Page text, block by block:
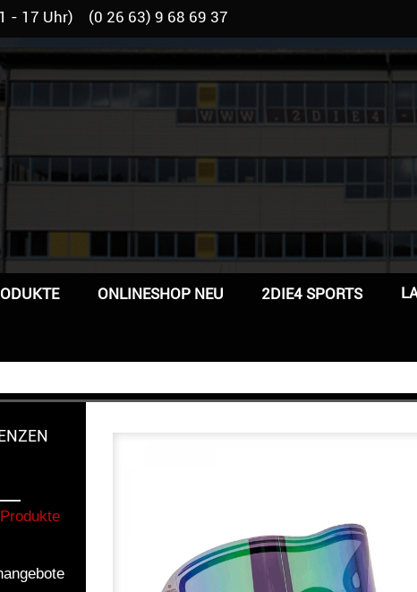
- 17 Uhr) (0 26 63) 9 68 69 37
ONLINESHOP NEU 2DIE4 SPORTS